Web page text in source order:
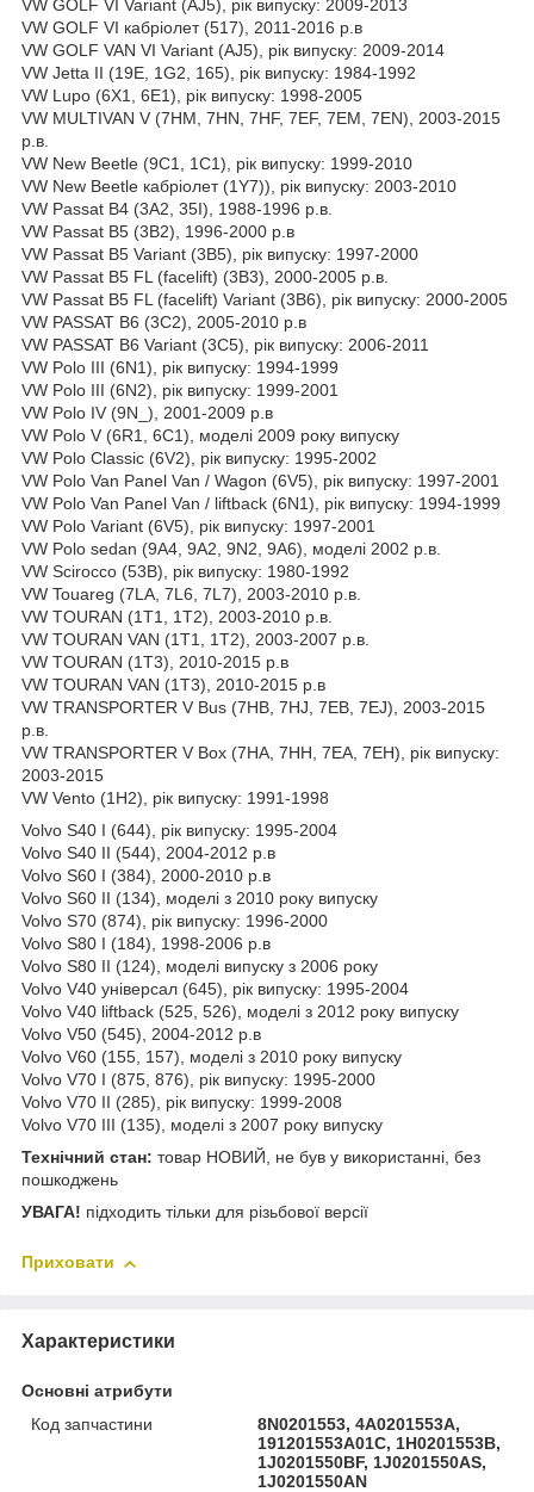
VW GOLF VI Variant (AJ5), рік випуску: 2009-2013
VW GOLF VI кабріолет (517), 2011-2016 р.в
VW GOLF VAN VI Variant (AJ5), рік випуску: 2009-2014
VW Jetta II (19E, 1G2, 165), рік випуску: 1984-1992
VW Lupo (6X1, 6E1), рік випуску: 1998-2005
VW MULTIVAN V (7HM, 7HN, 7HF, 7EF, 7EM, 7EN), 2003-2015
р.в.
VW New Beetle (9C1, 1C1), рік випуску: 1999-2010
VW New Beetle кабріолет (1Y7)), рік випуску: 2003-2010
VW Passat B4 (3A2, 35I), 1988-1996 р.в.
VW Passat B5 (3B2), 1996-2000 р.в
VW Passat B5 Variant (3B5), рік випуску: 1997-2000
VW Passat B5 FL (facelift) (3B3), 2000-2005 р.в.
VW Passat B5 FL (facelift) Variant (3B6), рік випуску: 2000-2005
VW PASSAT B6 (3C2), 2005-2010 р.в
VW PASSAT B6 Variant (3C5), рік випуску: 2006-2011
VW Polo III (6N1), рік випуску: 1994-1999
VW Polo III (6N2), рік випуску: 1999-2001
VW Polo IV (9N_), 2001-2009 р.в
VW Polo V (6R1, 6C1), моделі 2009 року випуску
VW Polo Classic (6V2), рік випуску: 1995-2002
VW Polo Van Panel Van / Wagon (6V5), рік випуску: 1997-2001
VW Polo Van Panel Van / liftback (6N1), рік випуску: 1994-1999
VW Polo Variant (6V5), рік випуску: 1997-2001
VW Polo sedan (9A4, 9A2, 9N2, 9A6), моделі 2002 р.в.
VW Scirocco (53B), рік випуску: 1980-1992
VW Touareg (7LA, 7L6, 7L7), 2003-2010 р.в.
VW TOURAN (1T1, 1T2), 2003-2010 р.в.
VW TOURAN VAN (1T1, 1T2), 2003-2007 р.в.
VW TOURAN (1T3), 2010-2015 р.в
VW TOURAN VAN (1T3), 2010-2015 р.в
VW TRANSPORTER V Bus (7HB, 7HJ, 7EB, 7EJ), 2003-2015
р.в.
VW TRANSPORTER V Box (7HA, 7HH, 7EA, 7EH), рік випуску:
2003-2015
VW Vento (1H2), рік випуску: 1991-1998
Volvo S40 I (644), рік випуску: 1995-2004
Volvo S40 II (544), 2004-2012 р.в
Volvo S60 I (384), 2000-2010 р.в
Volvo S60 II (134), моделі з 2010 року випуску
Volvo S70 (874), рік випуску: 1996-2000
Volvo S80 I (184), 1998-2006 р.в
Volvo S80 II (124), моделі випуску з 2006 року
Volvo V40 універсал (645), рік випуску: 1995-2004
Volvo V40 liftback (525, 526), ​​моделі з 2012 року випуску
Volvo V50 (545), 2004-2012 р.в
Volvo V60 (155, 157), моделі з 2010 року випуску
Volvo V70 I (875, 876), рік випуску: 1995-2000
Volvo V70 II (285), рік випуску: 1999-2008
Volvo V70 III (135), моделі з 2007 року випуску
Технічний стан: товар НОВИЙ, не був у використанні, без
пошкоджень
УВАГА! підходить тільки для різьбової версії
Приховати
Характеристики
Основні атрибути
Код запчастини
8N0201553, 4A0201553A,
191201553A01C, 1H0201553B,
1J0201550BF, 1J0201550AS,
1J0201550AN